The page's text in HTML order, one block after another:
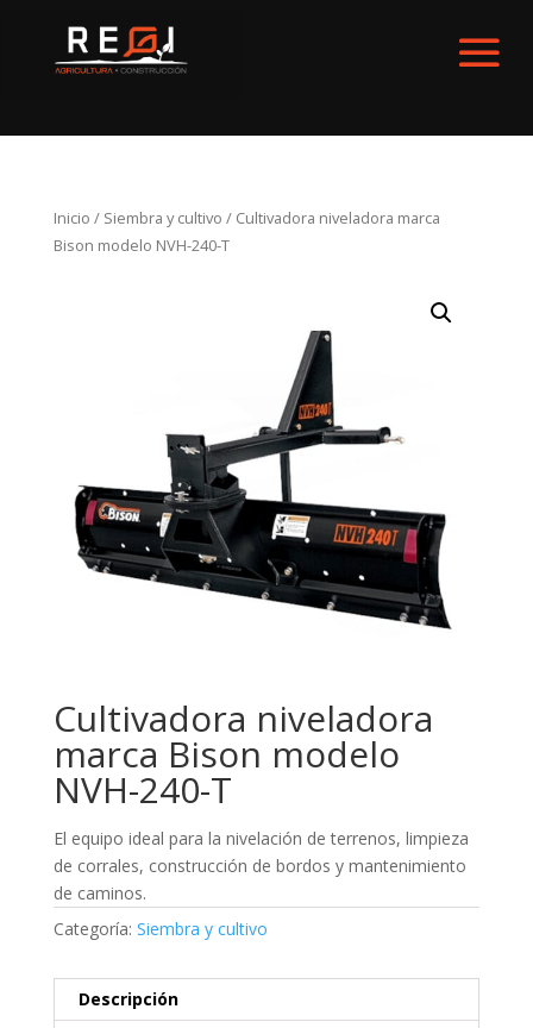
Inicio / Siembra y cultivo / Cultivadora niveladora marca
Bison modelo NVH-240-T
Cultivadora niveladora
marca Bison modelo
NVH-240-T
El equipo ideal para la nivelación de terrenos, limpieza
de corrales, construcción de bordos y mantenimiento
de caminos.
Categoría: Siembra y cultivo
Descripción